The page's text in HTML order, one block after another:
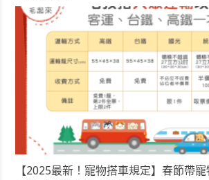
【2025最新！寵物搭車規定】春節帶寵